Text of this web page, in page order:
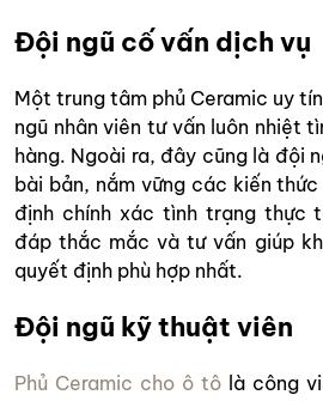
Đội ngũ cố vấn dịch vụ
Một trung tâm phủ Ceramic uy
ngũ nhân viên tư vấn luôn nhiệt
hàng. Ngoài ra, đây cũng là đội
bài bản, nắm vững các kiến
định chính xác tình trạng thực
đáp thắc mắc và tư vấn giúp
quyết định phù hợp nhất.
Đội ngũ kỹ thuật viên
Phủ Ceramic cho ô tô là công